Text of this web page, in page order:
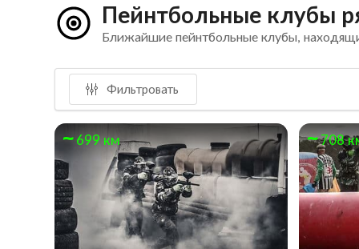
Пейнтбольные клубы
Ближайшие пейнтбольные клубы,
Фильтровать
699 км 708